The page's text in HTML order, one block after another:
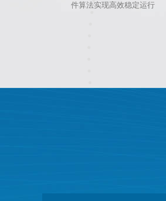
件算法实现高效稳定运行